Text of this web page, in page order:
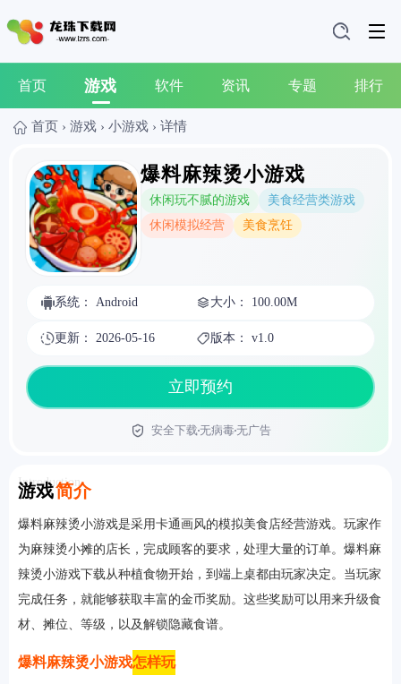
首页 游戏 软件 资讯 专题 排行
首页 › 游戏 › 小游戏 › 详情
爆料麻辣烫小游戏
休闲玩不腻的游戏
美食经营类游戏
休闲模拟经营
美食烹饪
系统： Android 大小： 100.00M
更新： 2026-05-16 版本： v1.0
立即预约
安全下载无病毒无广告
游戏简介
Introduction
爆料麻辣烫小游戏是采用卡通画风的模拟美食店经营游戏。玩家作
为麻辣烫小摊的店长，完成顾客的要求，处理大量的订单。爆料麻
辣烫小游戏下载从种植食物开始，到端上桌都由玩家决定。当玩家
完成任务，就能够获取丰富的金币奖励。这些奖励可以用来升级食
材、摊位、等级，以及解锁隐藏食谱。
爆料麻辣烫小游戏怎样玩